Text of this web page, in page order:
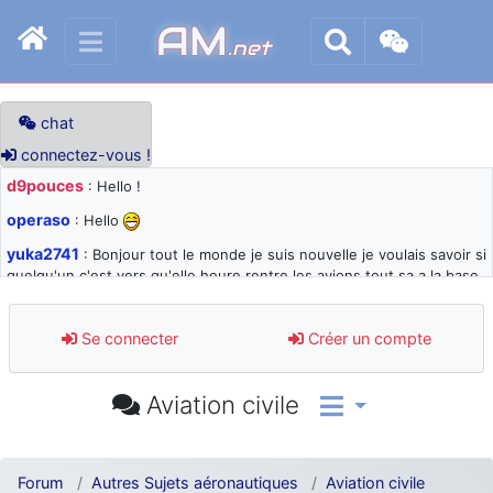
AM.net
chat
connectez-vous !
d9pouces : Hello !
operaso : Hello
yuka2741 : Bonjour tout le monde je suis nouvelle je voulais savoir si
quelqu'un c'est vers qu'elle heure rentre les avions tout sa a la base
d9pouces: désolé pour les quelques blocages du site ces derniers
jours : je teste des méthodes contre le spam et les bots trop nocifs
: Super, la nouvelle bannière
comprendre
Se connecter Créer un compte
Aviation civile
Forum Autres Sujets aéronautiques Aviation civile